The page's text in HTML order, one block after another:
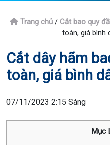
Trang chủ / Cắt bao quy
toàn, giá bình
Cắt dây hãm
toàn, giá bình
07/11/2023 2:15 Sáng
Mục